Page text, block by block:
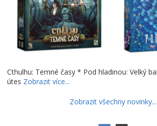
Cthulhu: Temné časy * Pod hladinou: Velký
útes Zobrazit více...
Zobrazit všechny novinky...